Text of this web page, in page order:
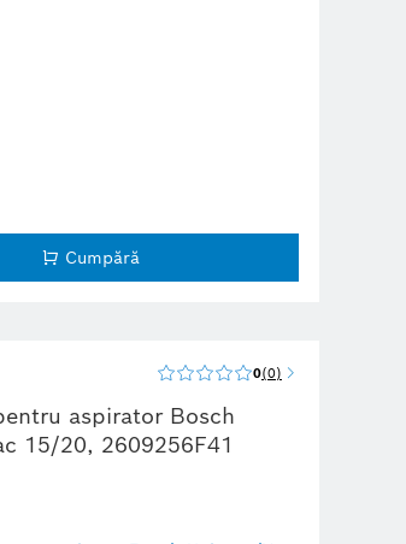
Cumpără
0 0
aspirator Bosch
15/20, 2609256F41